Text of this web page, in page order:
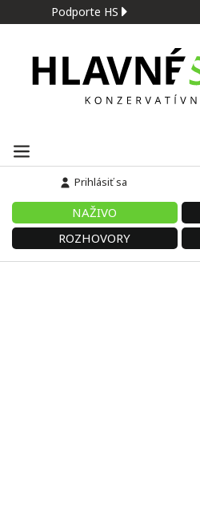
Podporte HS
Prihlásiť sa
NAŽIVO
ROZHOVORY